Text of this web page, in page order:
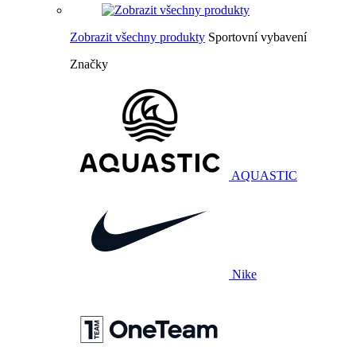
Zobrazit všechny produkty Sportovní vybavení
Značky
AQUASTIC
Nike